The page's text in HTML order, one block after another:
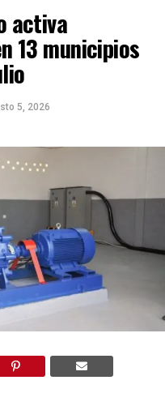
activa
13 municipios
5, 2026